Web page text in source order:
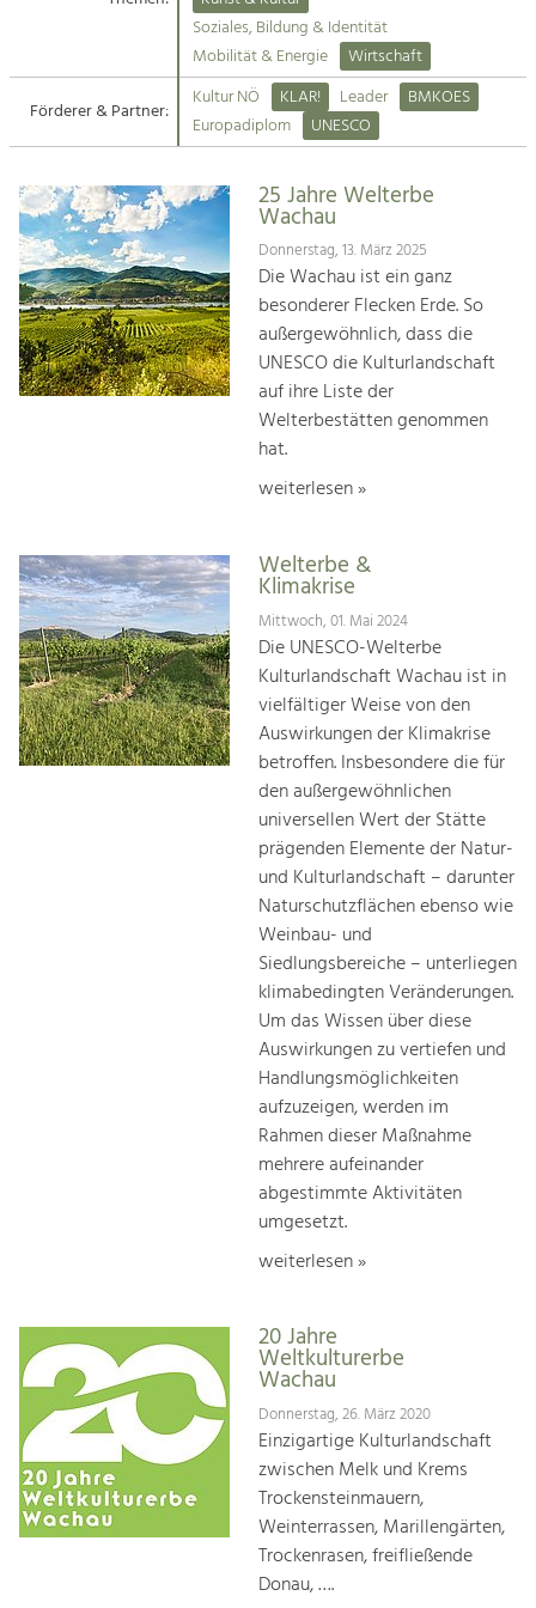
Suche
Impressum
Kontakt
Angebotsentwicklung und
Handwerk, Wissenschaft und Forschung.
Soziales, Bildung &
Identität
Gleichberechtigung, Jugend und
Integration
Mobilität & Energie
Klimawandel, öffentlicher Verkehr und
Steigerung regionaler Wertschöpfung
Soziales, Bildung & Identität
Mobilität & Energie
Wirtschaft
Förderer & Partner:
Kultur NÖ KLAR! Leader
BMKOES
Europadiplom
UNESCO
25 Jahre Welterbe
Wachau
Donnerstag, 13. März 2025
Die Wachau ist ein ganz
besonderer Flecken Erde. So
außergewöhnlich, dass die
UNESCO die Kulturlandschaft
auf ihre Liste der
Welterbestätten genommen
hat.
weiterlesen »
Welterbe &
Klimakrise
Mittwoch, 01. Mai 2024
Die UNESCO-Welterbe
Kulturlandschaft Wachau ist in
vielfältiger Weise von den
Auswirkungen der Klimakrise
betroffen. Insbesondere die für
den außergewöhnlichen
universellen Wert der Stätte
prägenden Elemente der Natur-
und Kulturlandschaft – darunter
Naturschutzflächen ebenso wie
Weinbau- und
Siedlungsbereiche – unterliegen
klimabedingten Veränderungen.
Um das Wissen über diese
Auswirkungen zu vertiefen und
Handlungsmöglichkeiten
aufzuzeigen, werden im
Rahmen dieser Maßnahme
mehrere aufeinander
abgestimmte Aktivitäten
umgesetzt.
weiterlesen »
20 Jahre
Weltkulturerbe
Wachau
Donnerstag, 26. März 2020
Einzigartige Kulturlandschaft
zwischen Melk und Krems
Trockensteinmauern,
Weinterrassen, Marillengärten,
Trockenrasen, freifließende
Donau, ….